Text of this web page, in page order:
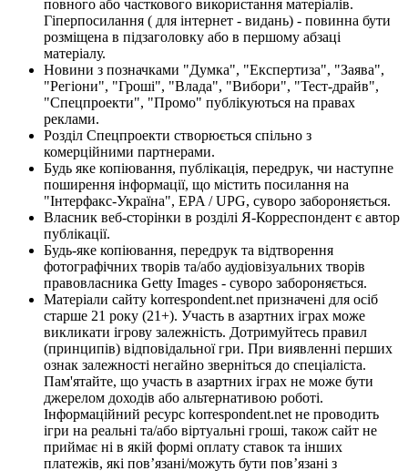
повного або часткового використання матеріалів.
Гіперпосилання ( для інтернет - видань) - повинна бути
розміщена в підзаголовку або в першому абзаці
матеріалу.
Новини з позначками "Думка", "Експертиза", "Заява",
"Регіони", "Гроші", "Влада", "Вибори", "Тест-драйв",
"Спецпроекти", "Промо" публікуються на правах
реклами.
Розділ Спецпроекти створюється спільно з
комерційними партнерами.
Будь яке копіювання, публікація, передрук, чи наступне
поширення інформації, що містить посилання на
"Інтерфакс-Україна", EPA / UPG, суворо забороняється.
Власник веб-сторінки в розділі Я-Корреспондент є автор
публікації.
Будь-яке копіювання, передрук та відтворення
фотографічних творів та/або аудіовізуальних творів
правовласника Getty Images - суворо забороняється.
Матеріали сайту korrespondent.net призначені для осіб
старше 21 року (21+). Участь в азартних іграх може
викликати ігрову залежність. Дотримуйтесь правил
(принципів) відповідальної гри. При виявленні перших
ознак залежності негайно зверніться до спеціаліста.
Пам'ятайте, що участь в азартних іграх не може бути
джерелом доходів або альтернативою роботі.
Інформаційний ресурс korrespondent.net не проводить
ігри на реальні та/або віртуальні гроші, також сайт не
приймає ні в якій формі оплату ставок та інших
платежів, які пов’язані/можуть бути пов’язані з